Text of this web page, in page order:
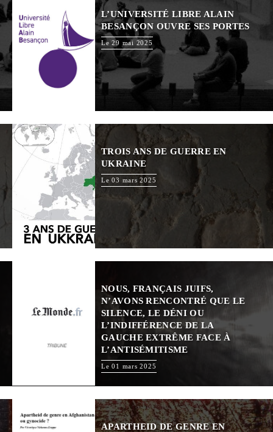
L’UNIVERSITÉ LIBRE ALAIN
BESANÇON OUVRE SES PORTES
Le 29 mai 2025
TROIS ANS DE GUERRE EN
UKRAINE
Le 03 mars 2025
NOUS, FRANÇAIS JUIFS,
N’AVONS RENCONTRÉ QUE LE
SILENCE, LE DÉNI OU
L’INDIFFÉRENCE DE LA
GAUCHE EXTRÊME FACE À
L’ANTISÉMITISME
Le 01 mars 2025
APARTHEID DE GENRE EN